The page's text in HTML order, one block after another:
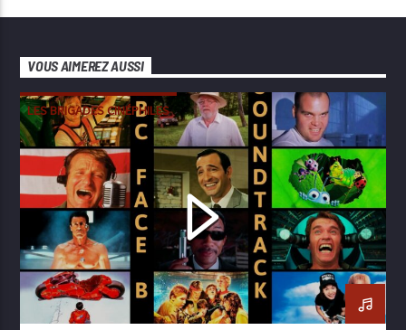
VOUS AIMEREZ AUSSI
LES BRIGADES CINÉPHILES